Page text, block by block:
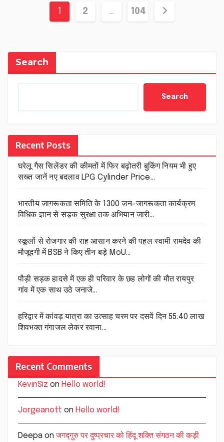
Posts
1 2 … 104
Search
Search
Recent Posts
घरेलू गैस सिलेंडर की कीमतों में फिर बढ़ोतरी बुकिंग नियम भी हुए
सख्त जानें नए बदलाव LPG Cylinder Price…
भारतीय जागरूकता समिति के 1300 जन-जागरूकता कार्यक्रम
विधिक ज्ञान से सड़क सुरक्षा तक अभियान जारी…
स्कूलों से रोजगार की राह आसान करने की पहल स्वामी रामदेव की
मौजूदगी में BSB ने किए तीन बड़े MoU…
पौड़ी सड़क हादसे में एक ही परिवार के छह लोगों की मौत रायपुर
गांव में एक साथ उठे जनाजे…
हरिद्वार में कांवड़ यात्रा का उत्साह चरम पर दसवें दिन 55.40 लाख
शिवभक्त गंगाजल लेकर रवाना…
Recent Comments
KevinSiz on Hello world!
Jorgeanott on Hello world!
Deepa onजगद्गुरु पर दुष्प्रचार को हिंदू शक्ति संगठन की कड़ी